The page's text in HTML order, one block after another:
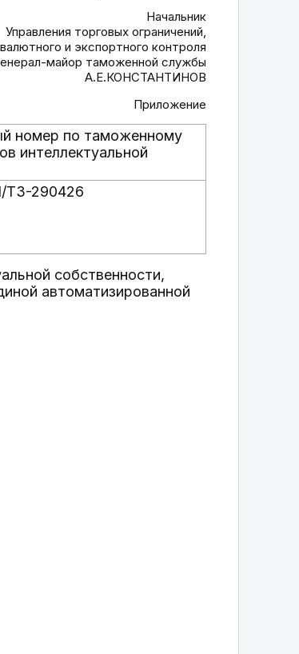
Начальник
Управления торговых ограничений,
валютного и экспортного контроля
майор таможенной службы
А.Е.КОНСТАНТИНОВ
Приложение
номер по таможенному
интеллектуальной
ТЗ-290426
собственности,
автоматизированной